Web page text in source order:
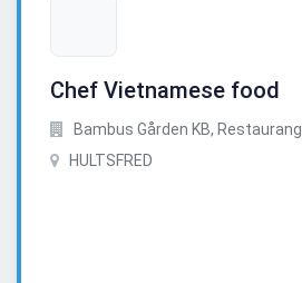
Chef Vietnamese food
Bambus Gården KB, Restaurang
HULTSFRED